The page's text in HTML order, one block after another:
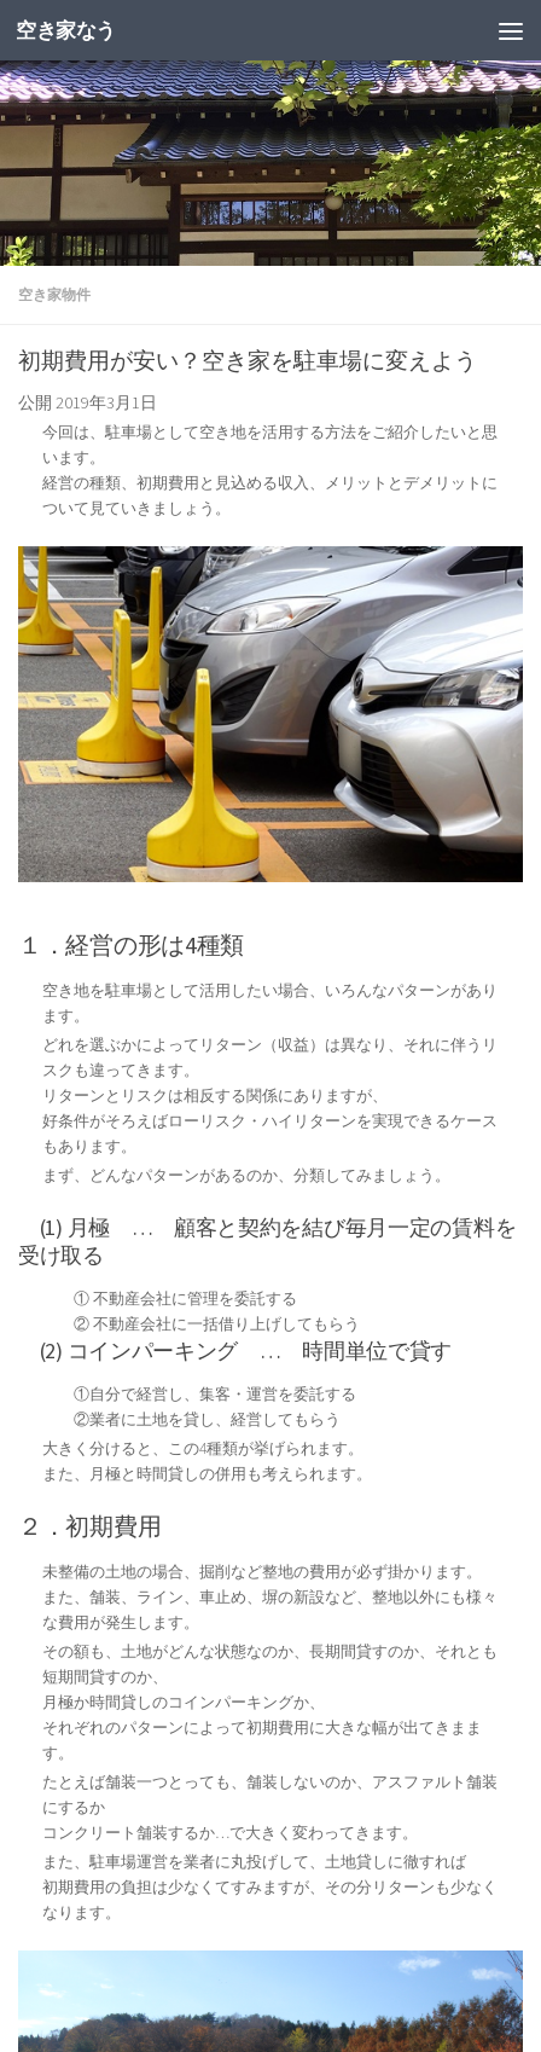
空き家なう
空き家物件
初期費用が安い？空き家を駐車場に変えよう
公開 2019年3月1日
今回は、駐車場として空き地を活用する方法をご紹介したいと思
います。
経営の種類、初期費用と見込める収入、メリットとデメリットに
ついて見ていきましょう。
１．経営の形は4種類
空き地を駐車場として活用したい場合、いろんなパターンがあり
ます。
どれを選ぶかによってリターン（収益）は異なり、それに伴うリ
スクも違ってきます。
リターンとリスクは相反する関係にありますが、
好条件がそろえばローリスク・ハイリターンを実現できるケース
もあります。
まず、どんなパターンがあるのか、分類してみましょう。
(1) 月極 … 顧客と契約を結び毎月一定の賃料を
受け取る
① 不動産会社に管理を委託する
② 不動産会社に一括借り上げしてもらう
(2) コインパーキング … 時間単位で貸す
①自分で経営し、集客・運営を委託する
②業者に土地を貸し、経営してもらう
大きく分けると、この4種類が挙げられます。
また、月極と時間貸しの併用も考えられます。
２．初期費用
未整備の土地の場合、掘削など整地の費用が必ず掛かります。
また、舗装、ライン、車止め、塀の新設など、整地以外にも様々
な費用が発生します。
その額も、土地がどんな状態なのか、長期間貸すのか、それとも
短期間貸すのか、
月極か時間貸しのコインパーキングか、
それぞれのパターンによって初期費用に大きな幅が出てきまま
す。
たとえば舗装一つとっても、舗装しないのか、アスファルト舗装
にするか
コンクリート舗装するか…で大きく変わってきます。
また、駐車場運営を業者に丸投げして、土地貸しに徹すれば
初期費用の負担は少なくてすみますが、その分リターンも少なく
なります。